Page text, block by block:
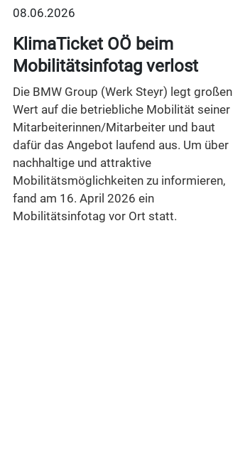
08.06.2026
KlimaTicket OÖ beim
Mobilitätsinfotag verlost
Die BMW Group (Werk Steyr) legt großen
Wert auf die betriebliche Mobilität seiner
Mitarbeiterinnen/Mitarbeiter und baut
dafür das Angebot laufend aus. Um über
nachhaltige und attraktive
Mobilitätsmöglichkeiten zu informieren,
fand am 16. April 2026 ein
Mobilitätsinfotag vor Ort statt.